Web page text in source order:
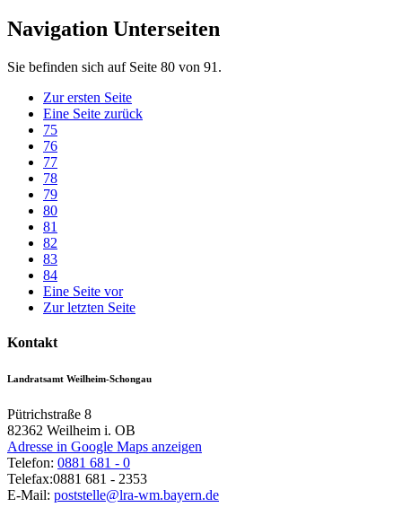
Navigation Unterseiten
Sie befinden sich auf Seite 80 von 91.
Zur ersten Seite
Eine Seite zurück
75
76
77
78
79
80
81
82
83
84
Eine Seite vor
Zur letzten Seite
Kontakt
Landratsamt Weilheim-Schongau
Pütrichstraße 8
82362 Weilheim i. OB
Adresse in Google Maps anzeigen
Telefon: 0881 681 - 0
Telefax:0881 681 - 2353
E-Mail: poststelle@lra-wm.bayern.de